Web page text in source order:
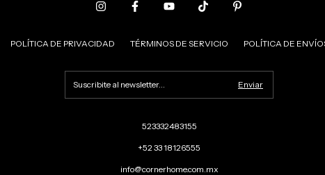
POLÍTICA DE PRIVACIDAD TÉRMINOS DE SERVICIO POLÍTICA DE
523332483155
+52 33 18126555
info@cornerhome.com.mx